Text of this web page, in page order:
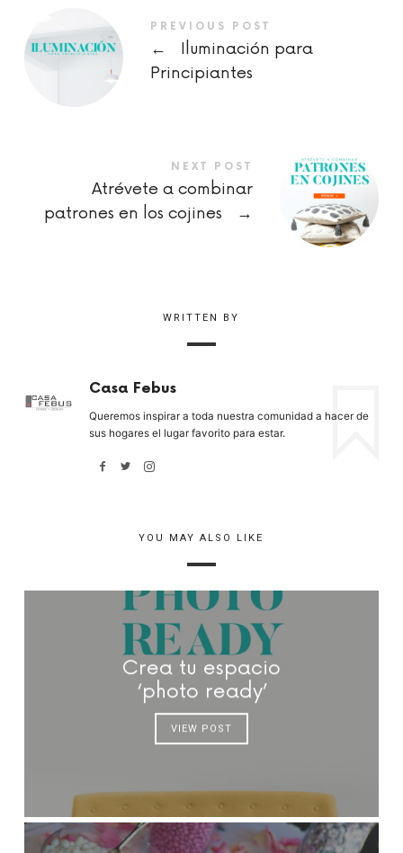
PREVIOUS POST
←
Iluminación para
Principiantes
NEXT POST
Atrévete a combinar
patrones en los cojines
→
WRITTEN BY
Casa Febus
Queremos inspirar a toda nuestra comunidad a hacer de
sus hogares el lugar favorito para estar.
YOU MAY ALSO LIKE
Crea tu espacio
‘photo ready’
VIEW POST